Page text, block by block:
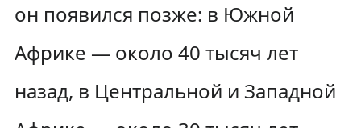
он появился позже: в Южной
Африке — около 40 тысяч лет
назад, в Центральной и Западной